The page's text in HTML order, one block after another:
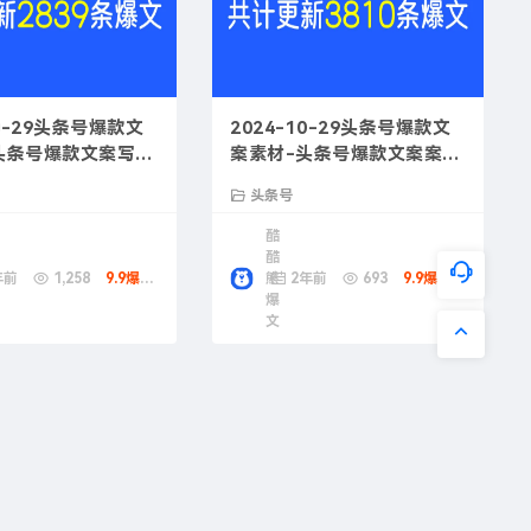
头条号爆款文
号爆款文案写作
前 1,258 9.9爆款币
2024-10-29头条号爆款文
案素材-头条号爆款文案案例
头条号
酷
酷
熊
爆
文
2年前 693 9.9爆款币